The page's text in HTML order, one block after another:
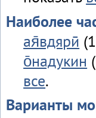
Наиболее
ая̄вдярӣ
о̄надукин
все.
Варианты